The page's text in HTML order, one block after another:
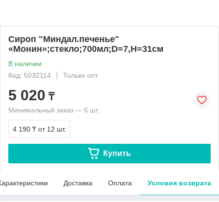
Сироп "Миндал.печенье"
«Монин»;стекло;700мл;D=7,H=31см
В наличии
Код: 5032114
Только опт
5 020 ₸
Минимальный заказ — 6 шт.
4 190 ₸ от 12 шт.
Купить
Доставка Оплата Условия возврата